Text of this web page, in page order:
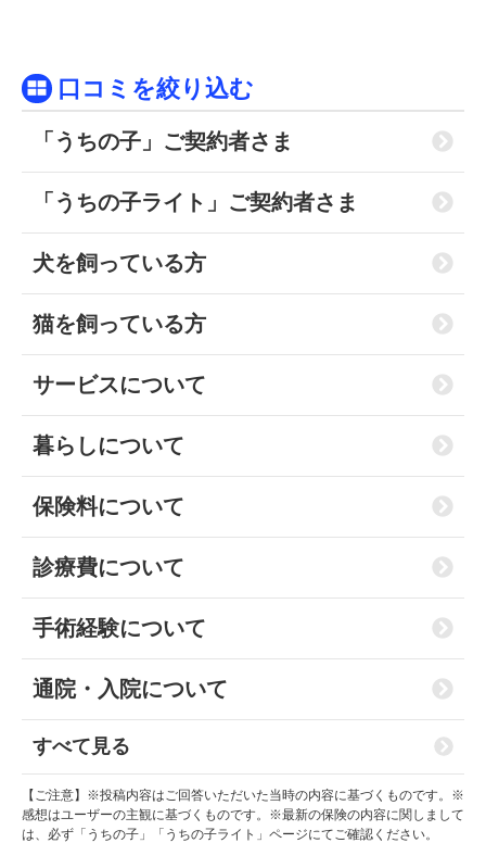
口コミを絞り込む
「うちの子」ご契約者さま
「うちの子ライト」ご契約者さま
犬を飼っている方
猫を飼っている方
サービスについて
暮らしについて
保険料について
診療費について
手術経験について
通院・入院について
すべて見る
【ご注意】※投稿内容はご回答いただいた当時の内容に基づくものです。※
感想はユーザーの主観に基づくものです。※最新の保険の内容に関しまして
は、必ず「うちの子」「うちの子ライト」ページにてご確認ください。